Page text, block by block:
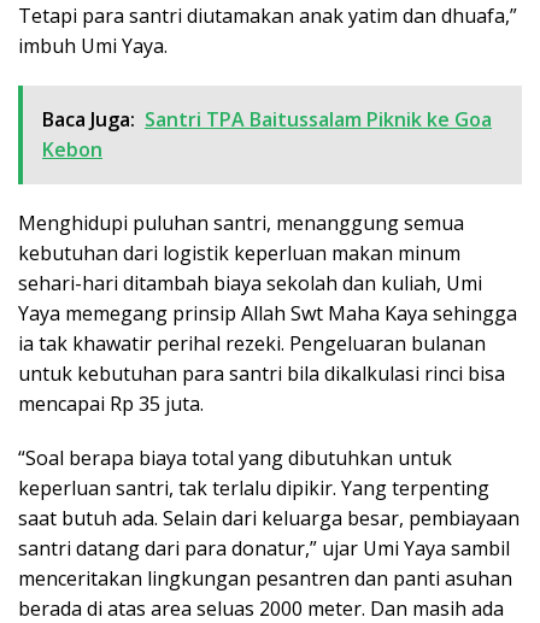
Tetapi para santri diutamakan anak yatim dan dhuafa,”
imbuh Umi Yaya.
Baca Juga: Santri TPA Baitussalam Piknik ke Goa
Kebon
Menghidupi puluhan santri, menanggung semua
kebutuhan dari logistik keperluan makan minum
sehari-hari ditambah biaya sekolah dan kuliah, Umi
Yaya memegang prinsip Allah Swt Maha Kaya sehingga
ia tak khawatir perihal rezeki. Pengeluaran bulanan
untuk kebutuhan para santri bila dikalkulasi rinci bisa
mencapai Rp 35 juta.
“Soal berapa biaya total yang dibutuhkan untuk
keperluan santri, tak terlalu dipikir. Yang terpenting
saat butuh ada. Selain dari keluarga besar, pembiayaan
santri datang dari para donatur,” ujar Umi Yaya sambil
menceritakan lingkungan pesantren dan panti asuhan
berada di atas area seluas 2000 meter. Dan masih ada